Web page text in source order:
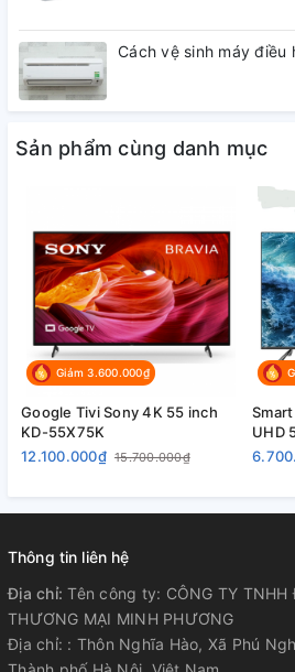
Tích hợp
đầu thu kỹ
thuật số
Hệ điều
hành, giao
diện
WebOS Smart TV
Các ứng
dụng sẵn
có
Content Store
Các ứng
biến có
thể tải
thêm
của TV
Cách vệ sinh máy điều
Sản phẩm cùng danh mục
Giảm 3.600.000₫
Google Tivi Sony 4K 55 inch
KD-55X75K
12.100.000₫ 15.700.000₫
UHD
Thông tin liên hệ
Địa chỉ:Tên công ty: CÔNG TY TNHH
THƯƠNG MẠI MINH PHƯƠNG
Địa chỉ: : Thôn Nghĩa Hào, Xã Phú